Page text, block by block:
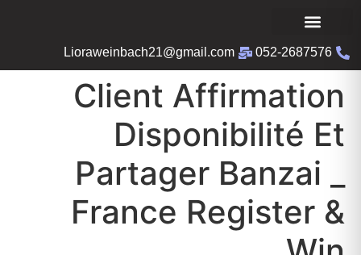
052-2687576
Lioraweinbach21@gmail.com
Client Affirmation
Disponibilité Et
Partager Banzai _
France Register &